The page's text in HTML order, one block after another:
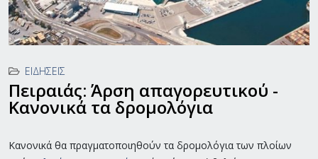
ΕΙΔΉΣΕΙΣ
Πειραιάς: Άρση απαγορευτικού -
Κανονικά τα δρομολόγια
Κανονικά θα πραγματοποιηθούν τα δρομολόγια των πλοίων